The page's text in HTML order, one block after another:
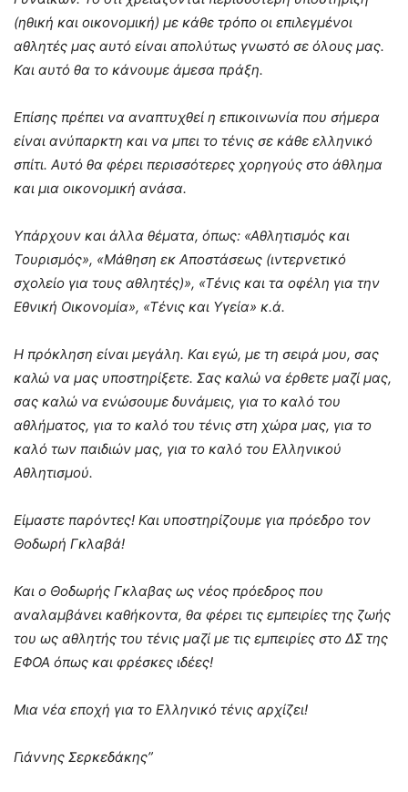
(ηθική και οικονομική) με κάθε τρόπο οι επιλεγμένοι
αθλητές μας αυτό είναι απολύτως γνωστό σε όλους μας.
Και αυτό θα το κάνουμε άμεσα πράξη.
Επίσης πρέπει να αναπτυχθεί η επικοινωνία που σήμερα
είναι ανύπαρκτη και να μπει το τένις σε κάθε ελληνικό
σπίτι. Αυτό θα φέρει περισσότερες χορηγούς στο άθλημα
και μια οικονομική ανάσα.
Υπάρχουν και άλλα θέματα, όπως: «Αθλητισμός και
Τουρισμός», «Μάθηση εκ Αποστάσεως (ιντερνετικό
σχολείο για τους αθλητές)», «Τένις και τα οφέλη για την
Εθνική Οικονομία», «Τένις και Υγεία» κ.ά.
Η πρόκληση είναι μεγάλη. Και εγώ, με τη σειρά μου, σας
καλώ να μας υποστηρίξετε. Σας καλώ να έρθετε μαζί μας,
σας καλώ να ενώσουμε δυνάμεις, για το καλό του
αθλήματος, για το καλό του τένις στη χώρα μας, για το
καλό των παιδιών μας, για το καλό του Ελληνικού
Αθλητισμού.
Είμαστε παρόντες! Και υποστηρίζουμε για πρόεδρο τον
Θοδωρή Γκλαβά!
Και ο Θοδωρής Γκλαβας ως νέος πρόεδρος που
αναλαμβάνει καθήκοντα, θα φέρει τις εμπειρίες της ζωής
του ως αθλητής του τένις μαζί με τις εμπειρίες στο ΔΣ της
ΕΦΟΑ όπως και φρέσκες ιδέες!
Μια νέα εποχή για το Ελληνικό τένις αρχίζει!
Γιάννης Σερκεδάκης”